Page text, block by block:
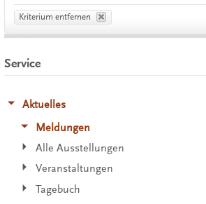
Kriterium entfernen
Service
Aktuelles
Meldungen
Alle Ausstellungen
Veranstaltungen
Tagebuch